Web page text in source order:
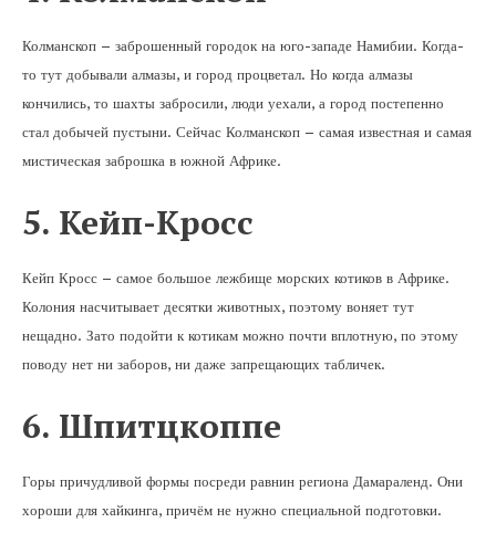
Колманскоп – заброшенный городок на юго-западе Намибии. Когда-
то тут добывали алмазы, и город процветал. Но когда алмазы
кончились, то шахты забросили, люди уехали, а город постепенно
стал добычей пустыни. Сейчас Колманскоп – самая известная и самая
мистическая заброшка в южной Африке.
5. Кейп-Кросс
Кейп Кросс – самое большое лежбище морских котиков в Африке.
Колония насчитывает десятки животных, поэтому воняет тут
нещадно. Зато подойти к котикам можно почти вплотную, по этому
поводу нет ни заборов, ни даже запрещающих табличек.
6. Шпитцкоппе
Горы причудливой формы посреди равнин региона Дамараленд. Они
хороши для хайкинга, причём не нужно специальной подготовки.